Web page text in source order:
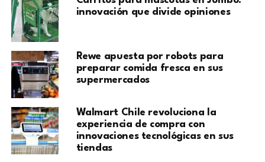
innovación que divide opiniones
Rewe apuesta por robots para
preparar comida fresca en sus
supermercados
Walmart Chile revoluciona la
experiencia de compra con
innovaciones tecnológicas en sus
tiendas